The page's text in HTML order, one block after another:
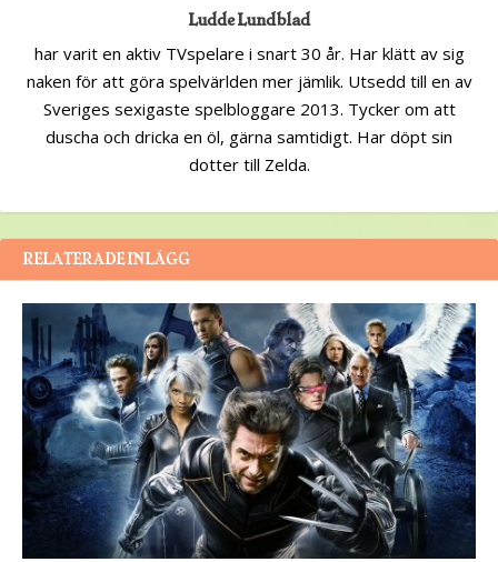
Ludde Lundblad
har varit en aktiv TVspelare i snart 30 år. Har klätt av sig
naken för att göra spelvärlden mer jämlik. Utsedd till en av
Sveriges sexigaste spelbloggare 2013. Tycker om att
duscha och dricka en öl, gärna samtidigt. Har döpt sin
dotter till Zelda.
RELATERADE INLÄGG